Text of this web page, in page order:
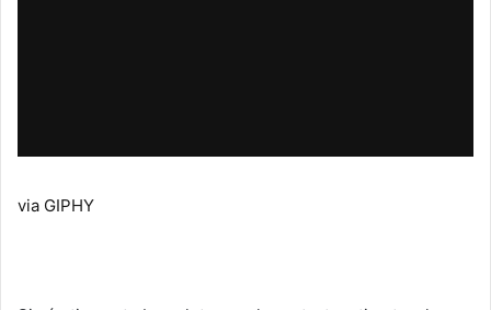
via GIPHY